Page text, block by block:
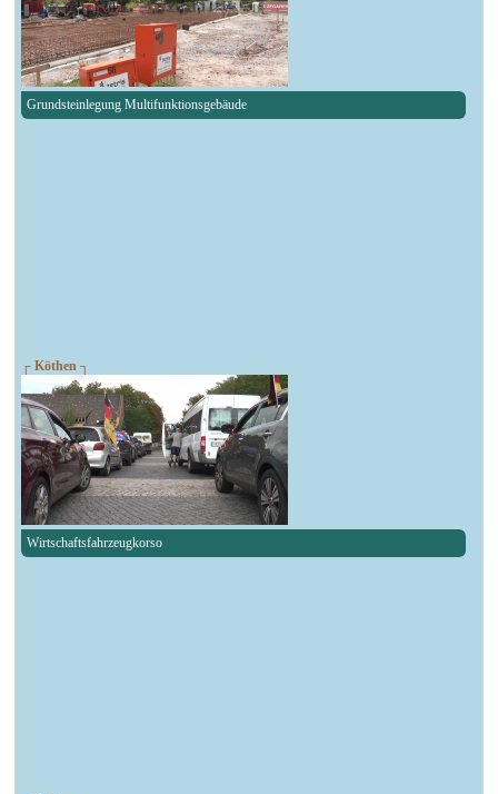
Grundsteinlegung Multifunktionsgebäude
┌ Köthen ┐
Wirtschaftsfahrzeugkorso